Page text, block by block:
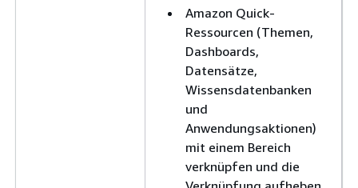
Amazon Quick-
Ressourcen (Themen,
Dashboards,
Datensätze,
Wissensdatenbanken
und
Anwendungsaktionen)
mit einem Bereich
verknüpfen und die